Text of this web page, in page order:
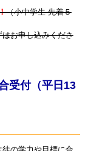
（小中学生 先着５
お申し込みくださ
受付（平日13